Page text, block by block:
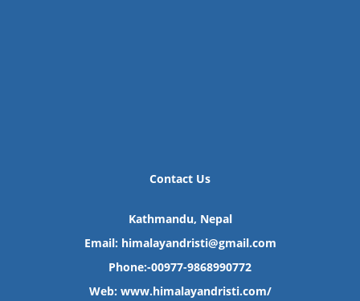
Contact Us
Kathmandu, Nepal
Email: himalayandristi@gmail.com
Phone:-00977-9868990772
Web: www.himalayandristi.com/